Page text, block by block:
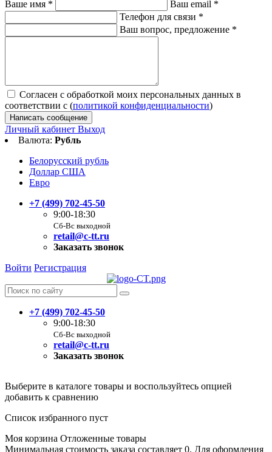
Ваше имя * Ваш email *
Телефон для связи *
Ваш вопрос, предложение *
Согласен с обработкой моих персональных данных в
соответствии с (политикой конфиденциальности)
Написать сообщение
Личный кабинет Выход
Валюта: Рубль
Белорусский рубль
Доллар США
Евро
+7 (499) 702-45-50
9:00-18:30
Сб-Вс выходной
retail@c-tt.ru
Заказать звонок
Войти Регистрация
+7 (499) 702-45-50
9:00-18:30
Сб-Вс выходной
retail@c-tt.ru
Заказать звонок
Выберите в каталоге товары и воспользуйтесь опцией
добавить к сравнению
Список избранного пуст
Моя корзина Отложенные товары
Минимальная стоимость заказа составляет 0. Для оформления